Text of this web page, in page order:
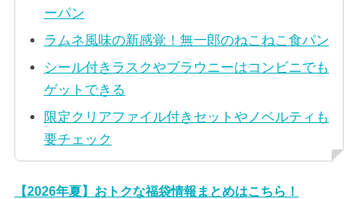
ーパン
ラムネ風味の新感覚！無一郎のねこねこ食パン
シール付きラスクやブラウニーはコンビニでも
ゲットできる
限定クリアファイル付きセットやノベルティも
要チェック
【2026年夏】おトクな福袋情報まとめはこちら！